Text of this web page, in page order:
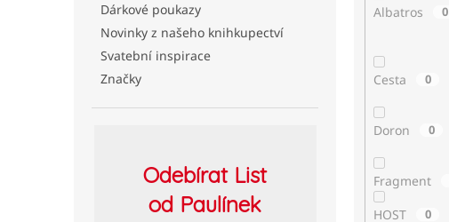
Dárkové poukazy
Novinky z našeho knihkupectví
Svatební inspirace
Značky
OdebíratList
od Paulínek
Albatros 0
Cesta 0
Doron 0
Fragment
HOST 0